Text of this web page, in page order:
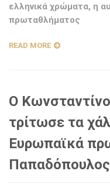
ελληνικά χρώματα, η
πρωταθλήματος
READ MORE
Ο
τρίτωσε τα
Ευρωπαϊκά